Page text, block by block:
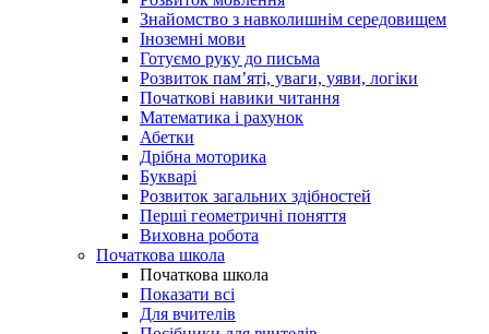
Знайомство з навколишнім середовищем
Іноземні мови
Готуємо руку до письма
Розвиток пам’яті, уваги, уяви, логіки
Початкові навики читання
Математика і рахунок
Абетки
Дрібна моторика
Букварі
Розвиток загальних здібностей
Перші геометричні поняття
Виховна робота
Початкова школа
Початкова школа
Показати всі
Для вчителів